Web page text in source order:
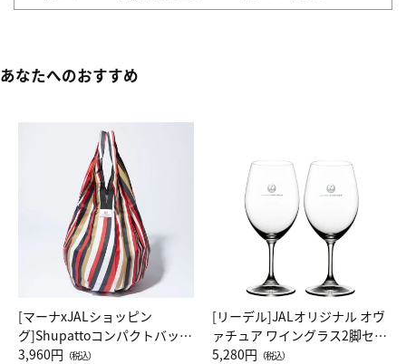
あなたへのおすすめ
[マーナxJALショッピン
グ]Shupattoコンパクトバッグ
Drop JAL客室乗務員（LC）ス
3,960円 （税込）
[リーデル]JALオリジナル オヴ
ァチュア ワイングラス2脚セッ
ト（レッドワイン）
5,280円 （税込）